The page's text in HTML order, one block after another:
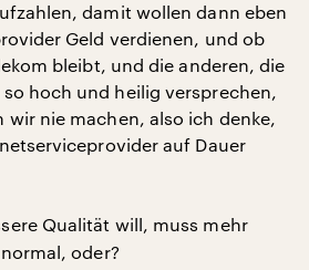
damit wollen dann eben
Geld verdienen, und ob
bleibt, und die anderen, die
hoch und heilig versprechen,
wir nie machen, also ich denke,
auf Dauer
Qualität will, muss mehr
oder?